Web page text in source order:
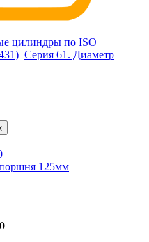
цилиндры по ISO
Серия 61. Диаметр
125мм